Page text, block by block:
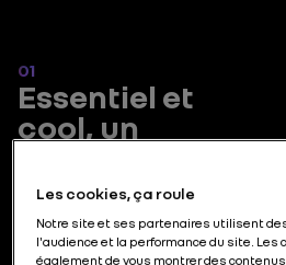
01
Essentiel et
cool, un
Dacia
Des voitures
Les cookies, ça roule
Notre site et ses partenaires utilisent
l'audience et la performance du site. Les
également de vous montrer des